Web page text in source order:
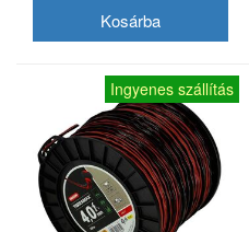
Ingyenes szállítás